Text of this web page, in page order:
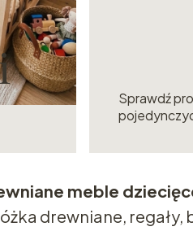
Sprawdź
meble
drewniane,